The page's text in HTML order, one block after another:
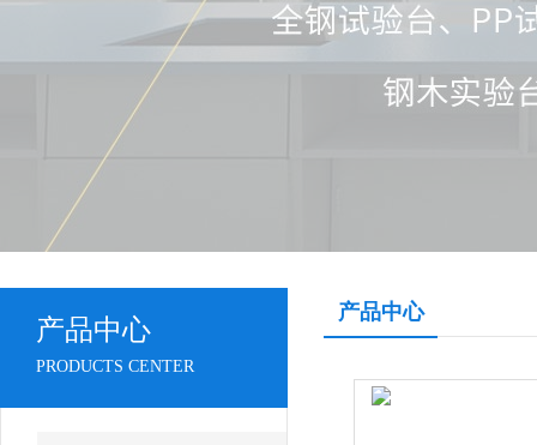
产品中心
PRODUCTS CENTER
产品中心